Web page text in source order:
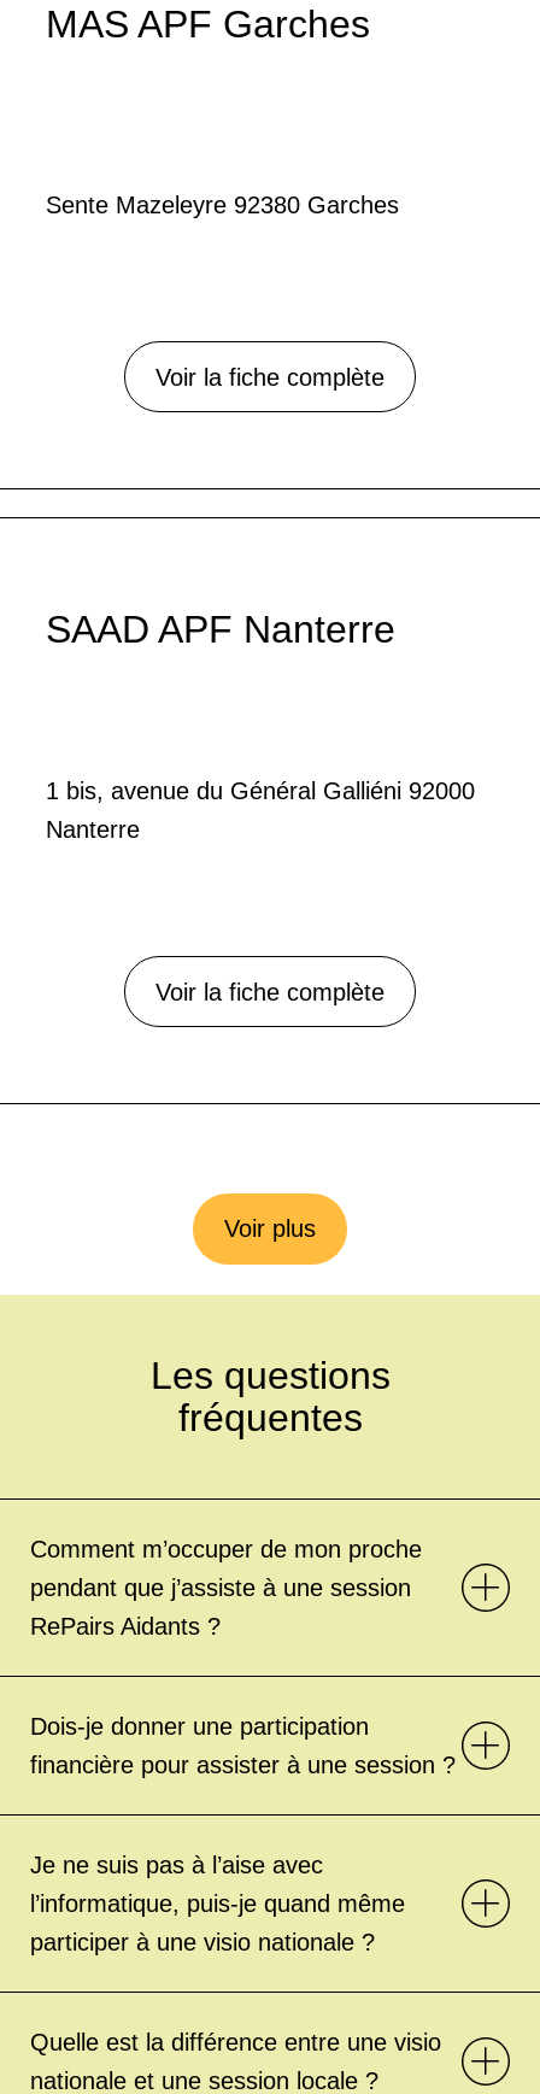
MAS APF Garches
Sente Mazeleyre 92380 Garches
Voir la fiche complète
SAAD APF Nanterre
1 bis, avenue du Général Galliéni 92000
Nanterre
Voir la fiche complète
Voir plus
Les questions
fréquentes
Comment m’occuper de mon proche
pendant que j’assiste à une session
RePairs Aidants ?
Dois-je donner une participation
financière pour assister à une session ?
Je ne suis pas à l’aise avec
l’informatique, puis-je quand même
participer à une visio nationale ?
Quelle est la différence entre une visio
nationale et une session locale ?